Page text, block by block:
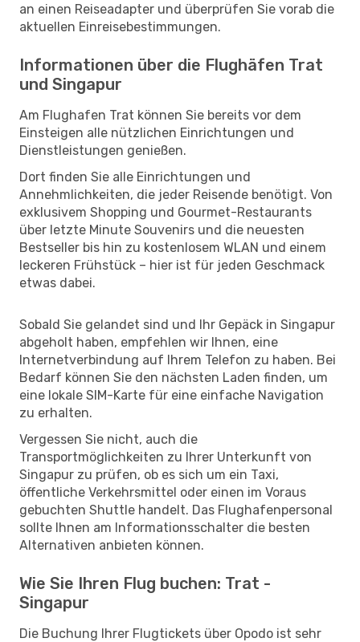
an einen Reiseadapter und überprüfen Sie vorab die
aktuellen Einreisebestimmungen.
Informationen über die Flughäfen Trat
und Singapur
Am Flughafen Trat können Sie bereits vor dem
Einsteigen alle nützlichen Einrichtungen und
Dienstleistungen genießen.
Dort finden Sie alle Einrichtungen und
Annehmlichkeiten, die jeder Reisende benötigt. Von
exklusivem Shopping und Gourmet-Restaurants
über letzte Minute Souvenirs und die neuesten
Bestseller bis hin zu kostenlosem WLAN und einem
leckeren Frühstück – hier ist für jeden Geschmack
etwas dabei.
Sobald Sie gelandet sind und Ihr Gepäck in Singapur
abgeholt haben, empfehlen wir Ihnen, eine
Internetverbindung auf Ihrem Telefon zu haben. Bei
Bedarf können Sie den nächsten Laden finden, um
eine lokale SIM-Karte für eine einfache Navigation
zu erhalten.
Vergessen Sie nicht, auch die
Transportmöglichkeiten zu Ihrer Unterkunft von
Singapur zu prüfen, ob es sich um ein Taxi,
öffentliche Verkehrsmittel oder einen im Voraus
gebuchten Shuttle handelt. Das Flughafenpersonal
sollte Ihnen am Informationsschalter die besten
Alternativen anbieten können.
Wie Sie Ihren Flug buchen: Trat -
Singapur
Die Buchung Ihrer Flugtickets über Opodo ist sehr